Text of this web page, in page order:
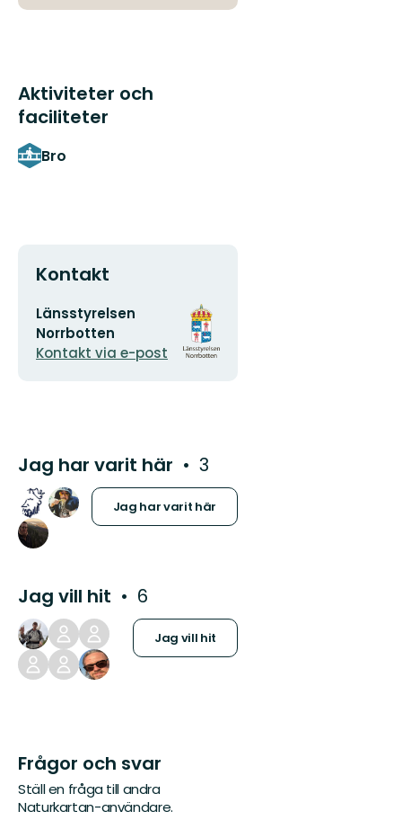
Aktiviteter och
faciliteter
Bro
Kontakt
E-
postadress
Länsstyrelsen
Norrbotten
Kontakt via e-post
Organisationens
logotyp
Jag har varit här 3
Jag har varit här
Jag vill hit 6
Jag vill hit
Frågor och svar
Ställ en fråga till andra
Naturkartan-användare.